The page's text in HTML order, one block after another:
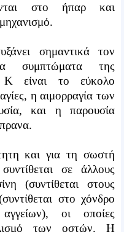
στο ήπαρ και
σημαντικά τον
συμπτώματα της
Κ είναι το εύκολο
η αιμορραγία των
και η παρουσία
και για τη σωστή
σε άλλους
(συντίθεται στους
στο χόνδρο
οι οποίες
των οστών. Η